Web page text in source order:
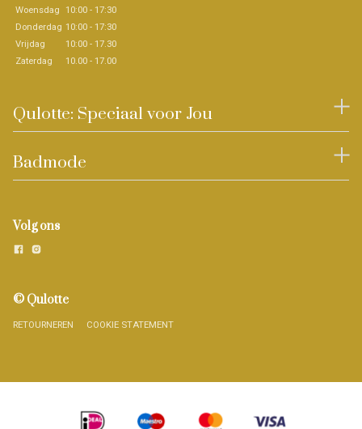
Woensdag 10:00 - 17:30
Donderdag 10:00 - 17:30
Vrijdag
10:00 - 17.30
Zaterdag
10.00 - 17.00
Qulotte: Speciaal voor Jou
Badmode
Volg ons
© Qulotte
RETOURNEREN COOKIE STATEMENT